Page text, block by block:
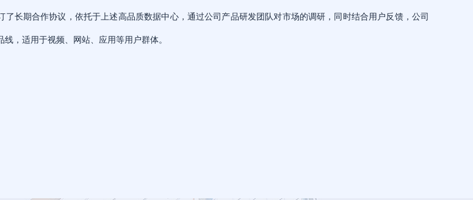
了长期合作协议，依托于上述高品质数据中心，通过公司产品研发团队对市场的调研，同时结合用户反馈，公司
，适用于视频、网站、应用等用户群体。